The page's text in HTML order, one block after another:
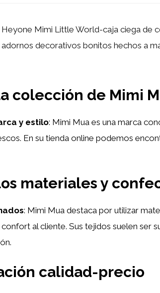
Heyone Mimi Little World-caja ciega de
adornos decorativos bonitos hechos a
colección de Mimi
y estilo: Mimi Mua es una marca
En su tienda online podemos
materiales y
: Mimi Mua destaca por utilizar
al cliente. Sus tejidos suelen ser
calidad-precio